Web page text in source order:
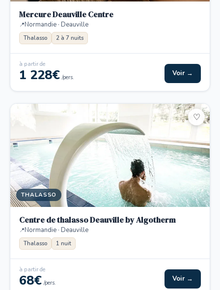
Mercure Deauville Centre
Normandie · Deauville
Thalasso 2 à 7 nuits
à partir de
1 228€ /pers. Voir →
THALASSO
♡
Centre de thalasso Deauville by Algotherm
Normandie · Deauville
Thalasso 1 nuit
à partir de
68€ /pers. Voir →